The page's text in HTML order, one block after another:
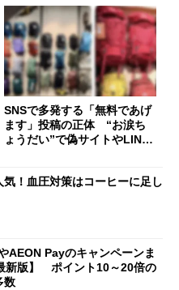
SNSで多発する「無料であげ
ます」投稿の正体 “お涙ち
ょうだい”で偽サイトやLINE
気！血圧対策はコーヒーに足し
AEON Payのキャンペーンま
新版】 ポイント10～20倍の
数